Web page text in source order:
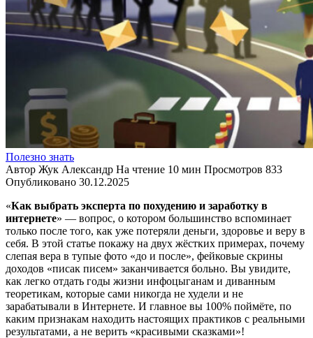
Полезно знать
Автор Жук Александр На чтение 10 мин Просмотров 833
Опубликовано 30.12.2025
«Как выбрать эксперта по похудению и заработку в
интернете» — вопрос, о котором большинство вспоминает
только после того, как уже потеряли деньги, здоровье и веру в
себя. В этой статье покажу на двух жёстких примерах, почему
слепая вера в тупые фото «до и после», фейковые скрины
доходов «писак писем» заканчивается больно. Вы увидите,
как легко отдать годы жизни инфоцыганам и диванным
теоретикам, которые сами никогда не худели и не
зарабатывали в Интернете. И главное вы 100% поймёте, по
каким признакам находить настоящих практиков с реальными
результатами, а не верить «красивыми сказками»!